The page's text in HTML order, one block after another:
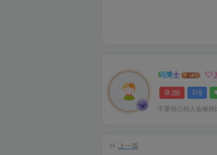
码博士
784 0
不要担心别人会做得
上一篇